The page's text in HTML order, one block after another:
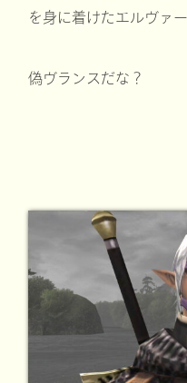
を身に着けたエルヴァ
偽ヴランスだな？